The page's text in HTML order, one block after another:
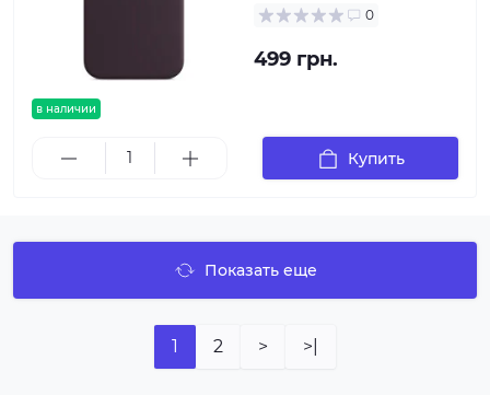
в наличии
0
499 грн.
Купить
Показать еще
1 2 > >|